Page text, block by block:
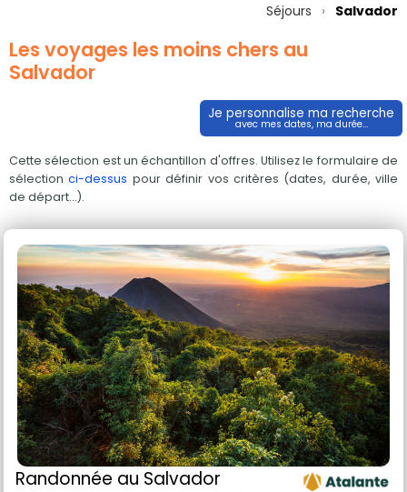
Séjours Salvador
Les voyages les moins chers au
Salvador
Je personnalise ma recherche
avec mes dates, ma durée...
Cette sélection est un échantillon d'offres. Utilisez le formulaire de
sélectionci-dessus pour définir vos critères (dates, durée, ville
de départ...).
Randonnée au Salvador